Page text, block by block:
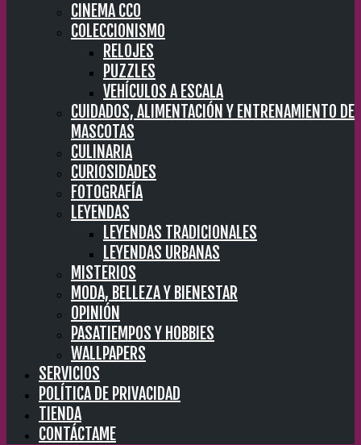
CINEMA CC0
COLECCIONISMO
RELOJES
PUZZLES
VEHÍCULOS A ESCALA
CUIDADOS, ALIMENTACIÓN Y ENTRENAMIENTO DE
MASCOTAS
CULINARIA
CURIOSIDADES
FOTOGRAFÍA
LEYENDAS
LEYENDAS TRADICIONALES
LEYENDAS URBANAS
MISTERIOS
MODA, BELLEZA Y BIENESTAR
OPINIÓN
PASATIEMPOS Y HOBBIES
WALLPAPERS
SERVICIOS
POLÍTICA DE PRIVACIDAD
TIENDA
CONTÁCTAME